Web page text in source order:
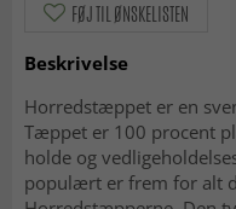
FØJ TIL ØNSKELISTEN
Beskrivelse
Horredstæppet er en
Tæppet er 100 procent
holde og
populært er frem for alt